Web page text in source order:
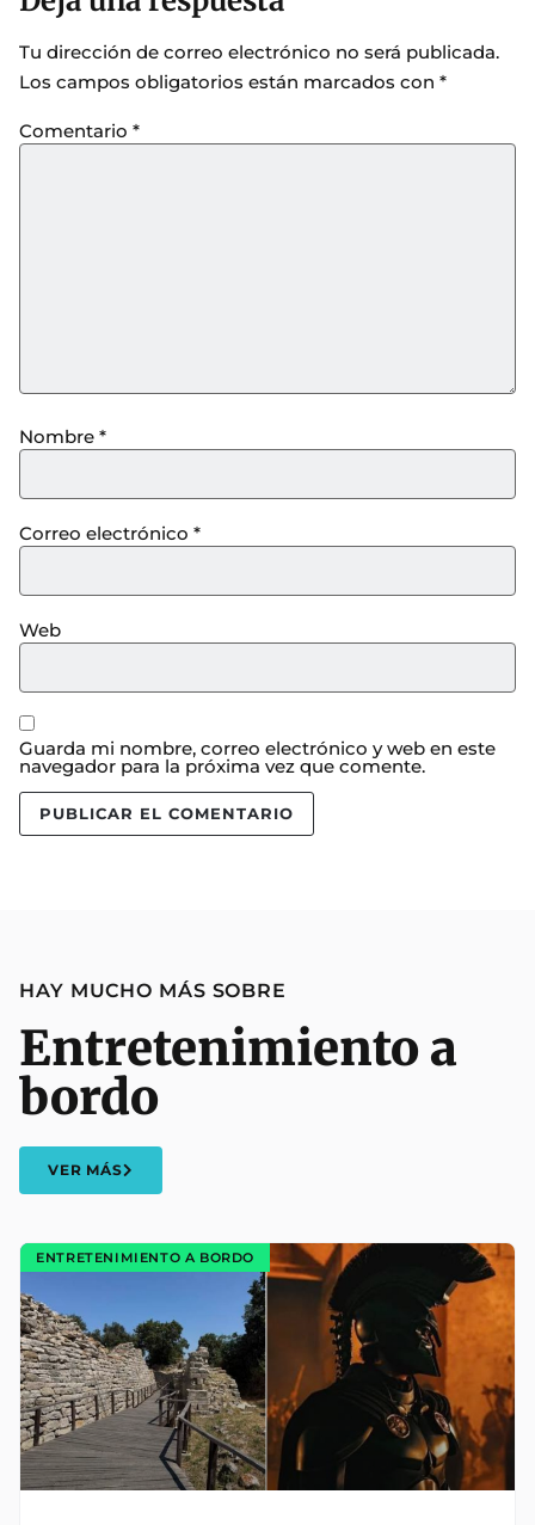
Tu dirección de correo electrónico no será publicada.
Los campos obligatorios están marcados con *
Comentario *
Nombre *
Correo electrónico *
Web
Guarda mi nombre, correo electrónico y web en este
navegador para la próxima vez que comente.
HAY MUCHO MÁS SOBRE
Entretenimiento a
bordo
VER MÁS
ENTRETENIMIENTO A BORDO